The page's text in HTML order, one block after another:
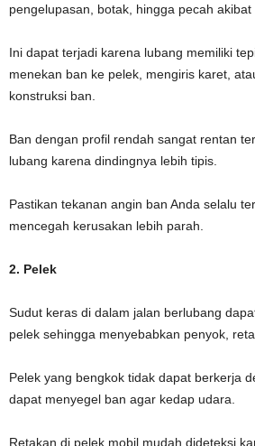
pengelupasan, botak, hingga pecah akibat
Ini dapat terjadi karena lubang memiliki
menekan ban ke pelek, mengiris karet,
konstruksi ban.
Ban dengan profil rendah sangat rentan
lubang karena dindingnya lebih tipis.
Pastikan tekanan angin ban Anda selalu
mencegah kerusakan lebih parah.
2. Pelek
Sudut keras di dalam jalan berlubang
pelek sehingga menyebabkan penyok,
Pelek yang bengkok tidak dapat berkerja
dapat menyegel ban agar kedap udara.
Retakan di pelek mobil mudah dideteksi